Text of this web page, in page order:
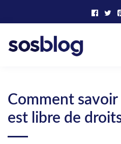
content
Comment savoir
est libre de